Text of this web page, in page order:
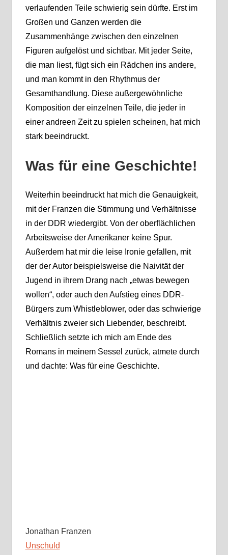
verlaufenden Teile schwierig sein dürfte. Erst im
Großen und Ganzen werden die
Zusammenhänge zwischen den einzelnen
Figuren aufgelöst und sichtbar. Mit jeder Seite,
die man liest, fügt sich ein Rädchen ins andere,
und man kommt in den Rhythmus der
Gesamthandlung. Diese außergewöhnliche
Komposition der einzelnen Teile, die jeder in
einer andreen Zeit zu spielen scheinen, hat mich
stark beeindruckt.
Was für eine Geschichte!
Weiterhin beeindruckt hat mich die Genauigkeit,
mit der Franzen die Stimmung und Verhältnisse
in der DDR wiedergibt. Von der oberflächlichen
Arbeitsweise der Amerikaner keine Spur.
Außerdem hat mir die leise Ironie gefallen, mit
der der Autor beispielsweise die Naivität der
Jugend in ihrem Drang nach „etwas bewegen
wollen“, oder auch den Aufstieg eines DDR-
Bürgers zum Whistleblower, oder das schwierige
Verhältnis zweier sich Liebender, beschreibt.
Schließlich setzte ich mich am Ende des
Romans in meinem Sessel zurück, atmete durch
und dachte: Was für eine Geschichte.
Jonathan Franzen
Unschuld